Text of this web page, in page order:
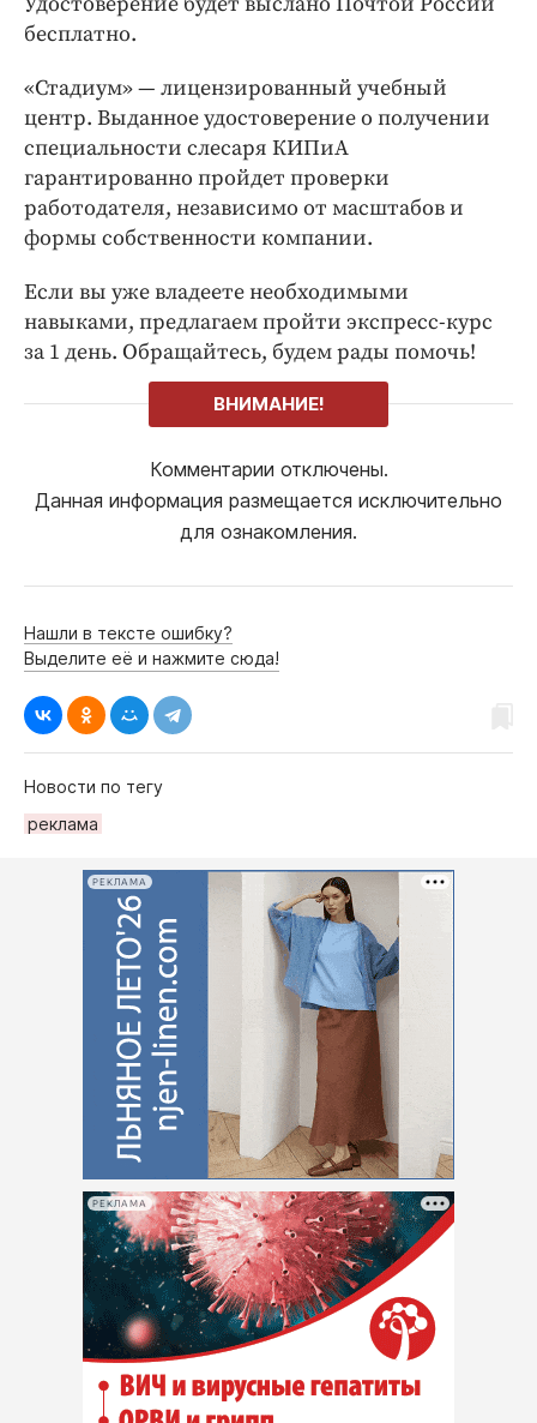
бесплатно.
«Стадиум» — лицензированный учебный
центр. Выданное удостоверение о получении
специальности слесаря КИПиА
гарантированно пройдет проверки
работодателя, независимо от масштабов и
формы собственности компании.
Если вы уже владеете необходимыми
навыками, предлагаем пройти экспресс-курс
за 1 день. Обращайтесь, будем рады помочь!
ВНИМАНИЕ!
Комментарии отключены.
Данная информация размещается исключительно
для ознакомления.
Нашли в тексте ошибку?
Выделите её и нажмите сюда!
Новости по тегу
рeклама
РЕКЛАМА
РЕКЛАМА